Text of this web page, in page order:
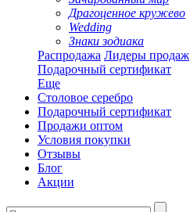
Драгоценное кружево
Wedding
Знаки зодиака
Распродажа Лидеры продаж
Подарочный сертификат
Еще
Столовое серебро
Подарочный сертификат
Продажи оптом
Условия покупки
Отзывы
Блог
Акции